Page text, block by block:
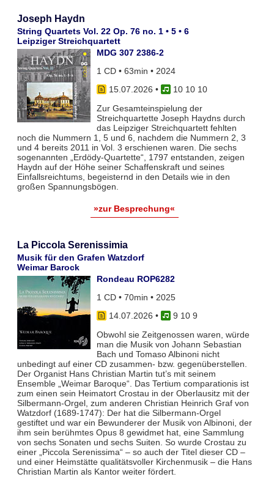
Joseph Haydn
String Quartets Vol. 22 Op. 76 no. 1 • 5 • 6
Leipziger Streichquartett
MDG 307 2386-2
1 CD • 63min • 2024
15.07.2026 •
10 10 10
Zur Gesamteinspielung der
Streichquartette Joseph Haydns durch
das Leipziger Streichquartett fehlten
noch die Nummern 1, 5 und 6, nachdem die Nummern 2, 3
und 4 bereits 2011 in Vol. 3 erschienen waren. Die sechs
sogenannten „Erdödy-Quartette“, 1797 entstanden, zeigen
Haydn auf der Höhe seiner Schaffenskraft und seines
Einfallsreichtums, begeisternd in den Details wie in den
großen Spannungsbögen.
»zur Besprechung«
La Piccola Serenissimia
Musik für den Grafen Watzdorf
Weimar Barock
Rondeau ROP6282
1 CD • 70min • 2025
14.07.2026 •
9 10 9
Obwohl sie Zeitgenossen waren, würde
man die Musik von Johann Sebastian
Bach und Tomaso Albinoni nicht
unbedingt auf einer CD zusammen- bzw. gegenüberstellen.
Der Organist Hans Christian Martin tut’s mit seinem
Ensemble „Weimar Baroque“. Das Tertium comparationis ist
zum einen sein Heimatort Crostau in der Oberlausitz mit der
Silbermann-Orgel, zum anderen Christian Heinrich Graf von
Watzdorf (1689-1747): Der hat die Silbermann-Orgel
gestiftet und war ein Bewunderer der Musik von Albinoni, der
ihm sein berühmtes Opus 8 gewidmet hat, eine Sammlung
von sechs Sonaten und sechs Suiten. So wurde Crostau zu
einer „Piccola Serenissima“ – so auch der Titel dieser CD –
und einer Heimstätte qualitätsvoller Kirchenmusik – die Hans
Christian Martin als Kantor weiter fördert.